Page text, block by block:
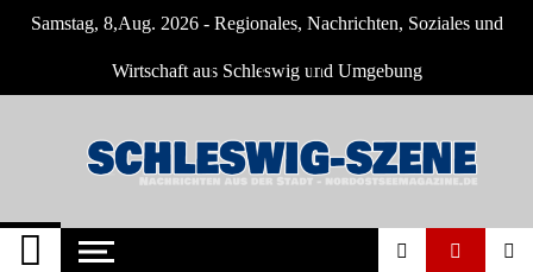
Samstag, 8,Aug. 2026 - Regionales, Nachrichten, Soziales und
Wirtschaft aus Schleswig und Umgebung
Schleswig Szene
Neuigkeiten und Nachrichten aus Schleswig
und Umgebung